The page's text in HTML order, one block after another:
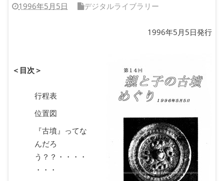
1996年5月5日 デジタルライブラリー
1996年5月5日発行
＜目次＞
行程表
位置図
『古墳』ってな
んだろ
う？？・・・・
・・・